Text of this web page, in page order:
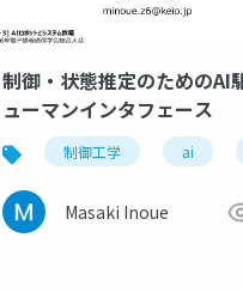
制御・状態推定のためのAI
ューマンインタフェース
制御工学 ai
Masaki Inoue